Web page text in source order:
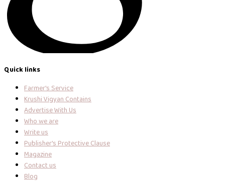
Quick links
Farmer's Service
Krushi Vigyan Contains
Advertise With Us
Who we are
Write us
Publisher's Protective Clause
Magazine
Contact us
Blog